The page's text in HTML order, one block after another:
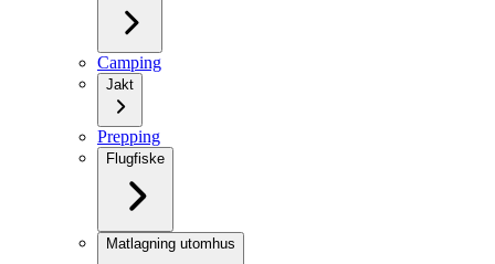
Camping
Jakt
Prepping
Flugfiske
Matlagning utomhus